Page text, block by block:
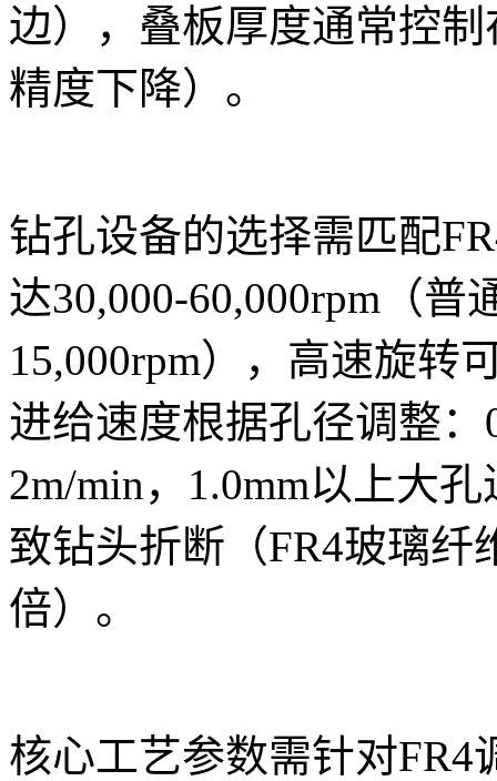
边），叠板厚度通常控
精度下降）。
钻孔设备的选择需匹配
达30,000-60,000rpm（普
15,000rpm），高速旋转
进给速度根据孔径调整
2m/min，1.0mm以上大
致钻头折断（FR4玻璃纤
倍）。
核心工艺参数需针对FR4